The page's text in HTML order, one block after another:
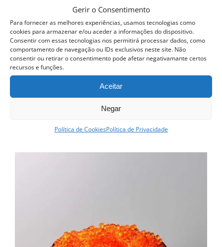
Gerir o Consentimento
Para fornecer as melhores experiências, usamos tecnologias como
cookies para armazenar e/ou aceder a informações do dispositivo.
Consentir com essas tecnologias nos permitirá processar dados, como
comportamento de navegação ou IDs exclusivos neste site. Não
consentir ou retirar o consentimento pode afetar negativamante certos
recursos e funções.
Aceitar
Negar
Política de CookiesPolítica de Privacidade
Curso Prático de Sushi
QUERO SER INFORMADO ASSIM